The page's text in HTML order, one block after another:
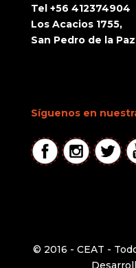
Tel +56 412374904
Los Acacios 1755,
San Pedro de la
Síguenos en
© 2016 - CEAT -